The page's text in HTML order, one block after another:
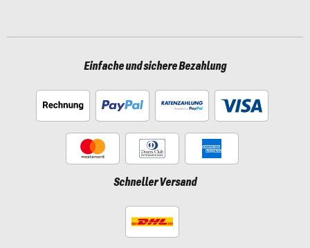
Einfache und sichere Bezahlung
Schneller Versand